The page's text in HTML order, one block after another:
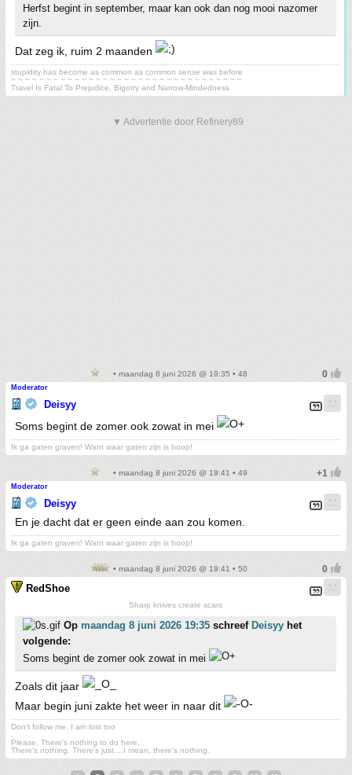
Herfst begint in september, maar kan ook dan nog mooi nazomer
zijn.
Dat zeg ik, ruim 2 maanden
stupidity has become as common as common sense was before
~ ~ ~ ~ ~ ~ ~ ~ ~ ~ ~ ~ ~ ~ ~ ~ ~ ~ ~ ~ ~ ~ ~ ~ ~ ~ ~ ~ ~ ~ ~ ~ ~
Travel Is Fatal To Prejudice, Bigotry and Narrow-Mindedness
▼ Advertentie door Refinery89
• maandag 8 juni 2026 @ 19:35 • 48
Moderator
Deisyy
Soms begint de zomer ook zowat in mei
Ik ga gaten graven! Want waar gaten zijn is hoop!
• maandag 8 juni 2026 @ 19:41 • 49
Moderator
Deisyy
En je dacht dat er geen einde aan zou komen.
Ik ga gaten graven! Want waar gaten zijn is hoop!
• maandag 8 juni 2026 @ 19:41 • 50
RedShoe
Sharp knives create scars
Op maandag 8 juni 2026 19:35 schreef Deisyy het
volgende:
Soms begint de zomer ook zowat in mei
Zoals dit jaar
Maar begin juni zakte het weer in naar dit
Don't follow me. I am lost too
Please. There's nothing to do here.
There's nothing. There's just....I mean, there's nothing.